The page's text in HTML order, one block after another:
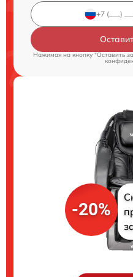
Нажимая на кнопку "Оставить
-20%